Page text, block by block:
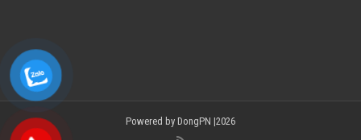
Powered by DongPN |2026